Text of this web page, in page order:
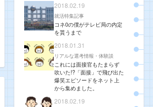
2018.02.19
就活特集記事
コネ0の僕がテレビ局の内定
を貰うまで
2018.01.31
リアルな選考情報・体験談
これには面接官もたまらず
吹いた!?「面接」で飛び出た
爆笑エピソードをネット上
から集めました。
2018.02.19